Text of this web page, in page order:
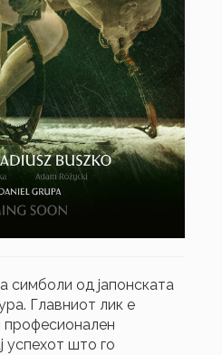
симболи од јапонската
Главниот лик е
професионалeн
успехот што го